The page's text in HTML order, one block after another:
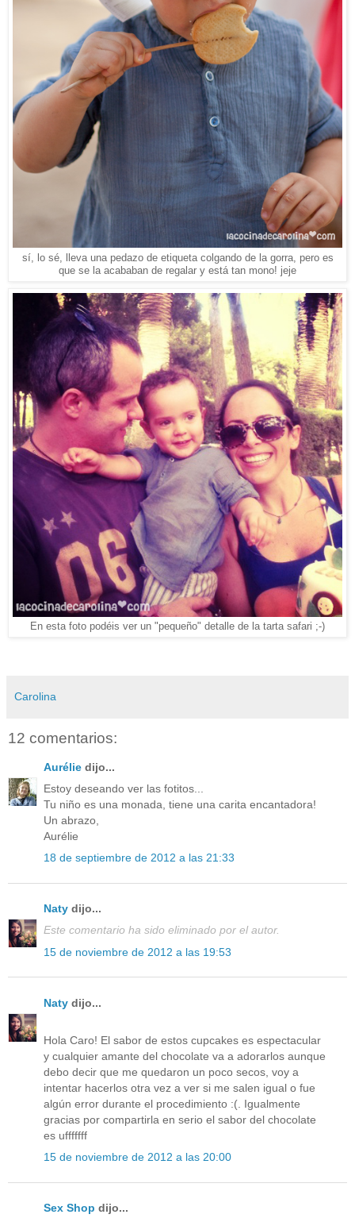
sí, lo sé, lleva una pedazo de etiqueta colgando de la gorra, pero es
que se la acababan de regalar y está tan mono! jeje
En esta foto podéis ver un "pequeño" detalle de la tarta safari ;-)
Carolina
12 comentarios:
Aurélie dijo...
Estoy deseando ver las fotitos...
Tu niño es una monada, tiene una carita encantadora!
Un abrazo,
Aurélie
18 de septiembre de 2012 a las 21:33
Naty dijo...
Este comentario ha sido eliminado por el autor.
15 de noviembre de 2012 a las 19:53
Naty dijo...
Hola Caro! El sabor de estos cupcakes es espectacular
y cualquier amante del chocolate va a adorarlos aunque
debo decir que me quedaron un poco secos, voy a
intentar hacerlos otra vez a ver si me salen igual o fue
algún error durante el procedimiento :(. Igualmente
gracias por compartirla en serio el sabor del chocolate
es ufffffff
15 de noviembre de 2012 a las 20:00
Sex Shop dijo...